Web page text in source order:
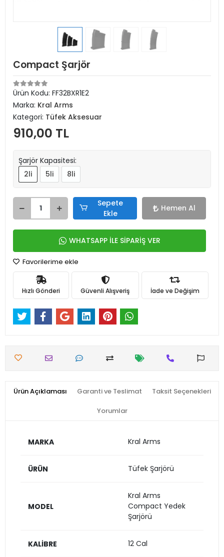
Compact Şarjör
Ürün Kodu: FF32BXR1E2
Marka: Kral Arms
Kategori: Tüfek Aksesuar
910,00 TL
Şarjör Kapasitesi:
2li
5li 8li
Sepete
Ekle
Hemen Al
WHATSAPP İLE SİPARİŞ VER
Favorilerime ekle
Hızlı Gönderi Güvenli Alışveriş İade ve Değişim
Ürün Açıklaması Garanti ve Teslimat Taksit Seçenekleri
Yorumlar
MARKA Kral Arms
ÜRÜN Tüfek Şarjörü
MODEL
Kral Arms
Compact Yedek
Şarjörü
KALİBRE 12 Cal